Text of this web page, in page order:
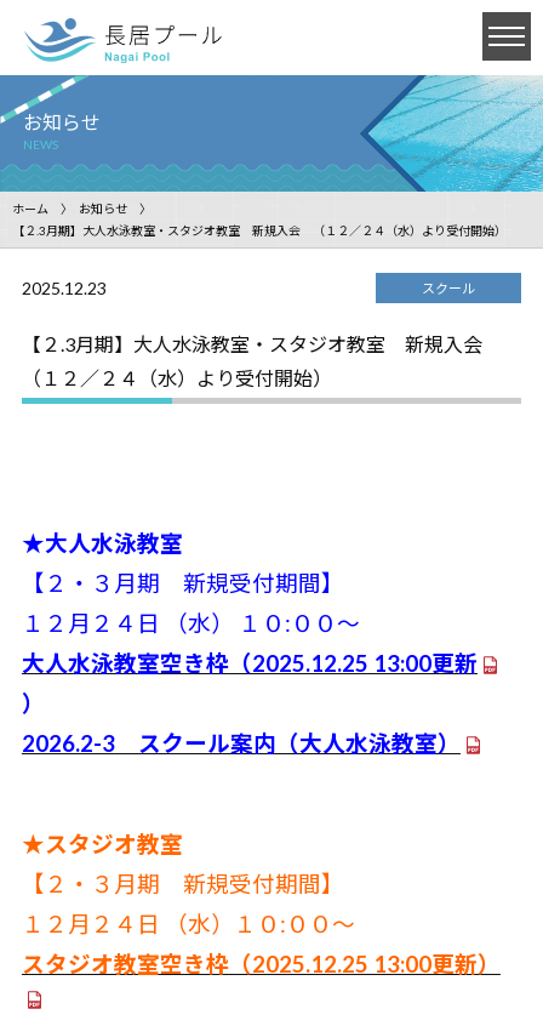
お知らせ
NEWS
ホーム
お知らせ
【２.3月期】大人水泳教室・スタジオ教室 新規入会 （１２／２４（水）より受付開始）
2025.12.23 スクール
【２.3月期】大人水泳教室・スタジオ教室 新規入会
（１２／２４（水）より受付開始）
★大人水泳教室
【２・３月期 新規受付期間】
１２ 月２４日 （水） １０:００～
大人水泳教室空き枠（2025.12.25 13:00更新
）
2026.2-3スクール案内（大人水泳教室）
★スタジオ教室
【２・３ 月期 新規受付期間】
１２月２４日 （水）１０:０ ０～
スタジオ教室空き枠（2025.12.25 13:00更新）